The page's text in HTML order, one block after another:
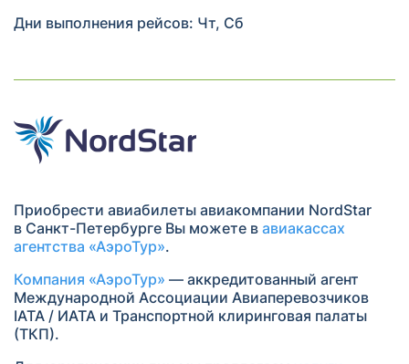
Дни выполнения рейсов: Чт, Сб
Приобрести авиабилеты авиакомпании NordStar
в Санкт-Петербурге Вы можете в авиакассах
агентства «АэроТур».
Компания «АэроТур» — аккредитованный агент
Международной Ассоциации Авиаперевозчиков
IATA / ИАТА и Транспортной клиринговая палаты
(ТКП).